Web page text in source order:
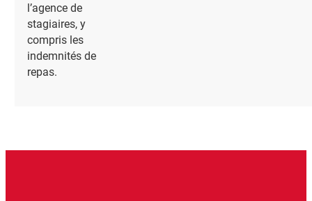
l’agence de
stagiaires, y
compris les
indemnités de
repas.